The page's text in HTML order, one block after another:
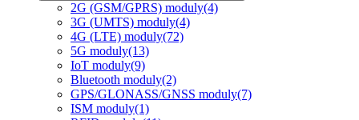
2G (GSM/GPRS) moduly(4)
3G (UMTS) moduly(4)
4G (LTE) moduly(72)
5G moduly(13)
IoT moduly(9)
Bluetooth moduly(2)
GPS/GLONASS/GNSS moduly(7)
ISM moduly(1)